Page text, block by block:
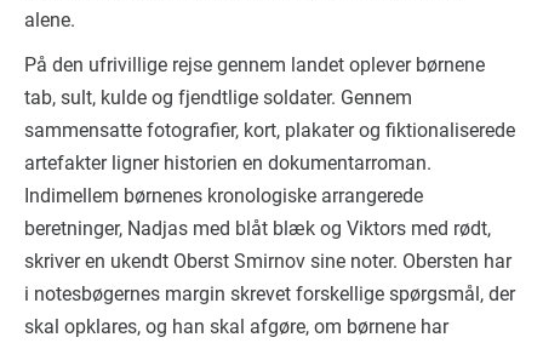
alene.
På den ufrivillige rejse gennem landet oplever børnene
tab, sult, kulde og fjendtlige soldater. Gennem
sammensatte fotografier, kort, plakater og fiktionaliserede
artefakter ligner historien en dokumentarroman.
Indimellem børnenes kronologiske arrangerede
beretninger, Nadjas med blåt blæk og Viktors med rødt,
skriver en ukendt Oberst Smirnov sine noter. Obersten har
i notesbøgernes margin skrevet forskellige spørgsmål, der
skal opklares, og han skal afgøre, om børnene har